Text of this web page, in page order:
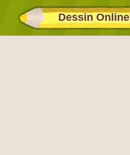
Dessin Online